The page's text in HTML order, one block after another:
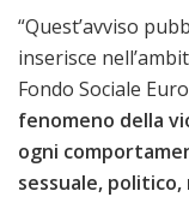
“Quest’avviso
inserisce
Fondo Sociale
fenomeno della
ogni
sessuale,